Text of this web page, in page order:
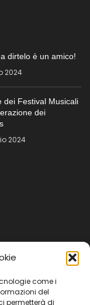
come i
del
permetterà di
dirtelo è un amico!
2024
dei Festival Musicali
dei
2024